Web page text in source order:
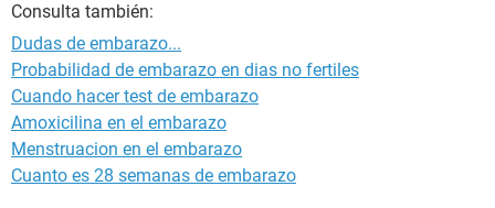
Consulta también:
Dudas de embarazo...
Probabilidad de embarazo en dias no fertiles
Cuando hacer test de embarazo
Amoxicilina en el embarazo
Menstruacion en el embarazo
Cuanto es 28 semanas de embarazo